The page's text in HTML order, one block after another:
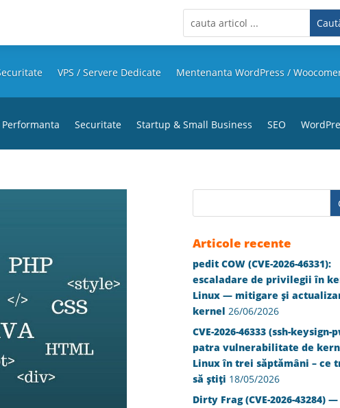
VPS / Servere Dedicate Mentenanta WordPress /
Securitate Startup & Small Business SEO
Articole recente
pedit COW (CVE-2026-46331):
escaladare de privilegii în
Linux — mitigare și
kernel 26/06/2026
CVE-2026-46333 (ssh-keysign-
patra vulnerabilitate de
Linux în trei săptămâni – ce
să știți 18/05/2026
Dirty Frag (CVE-2026-43284) —